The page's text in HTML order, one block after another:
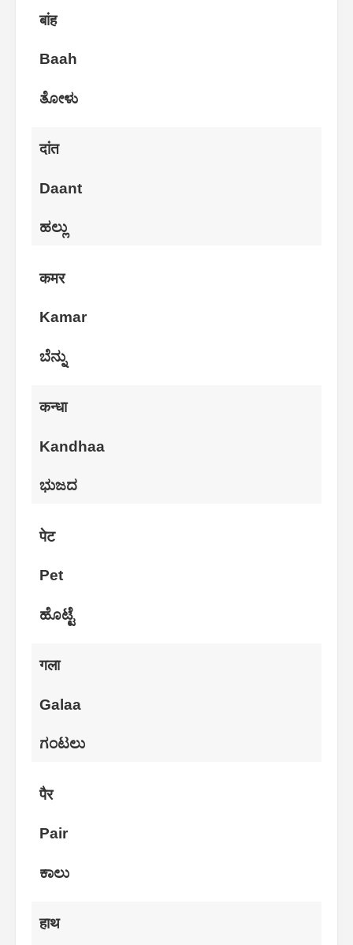
बांह
Baah
ತೋಳು
दांत
Daant
ಹಲ್ಲು
कमर
Kamar
ಬೆನ್ನು
कन्धा
Kandhaa
ಭುಜದ
पेट
Pet
ಹೊಟ್ಟೆ
गला
Galaa
ಗಂಟಲು
पैर
Pair
ಕಾಲು
हाथ